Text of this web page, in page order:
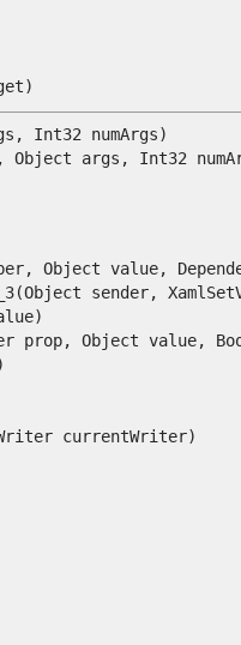
Int32 numArgs)
args, Int32
Object value,
sender,
prop, Object value,
currentWriter)